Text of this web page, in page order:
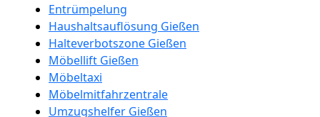
Entrümpelung
Haushaltsauflösung Gießen
Halteverbotszone Gießen
Möbellift Gießen
Möbeltaxi
Möbelmitfahrzentrale
Umzugshelfer Gießen